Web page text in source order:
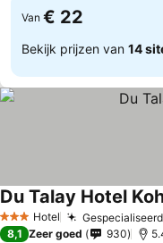
Van € 22
Bekijk prijzen van 14
3 SterrenHotel
Du Talay Hotel
8,1 Zeer goed 930